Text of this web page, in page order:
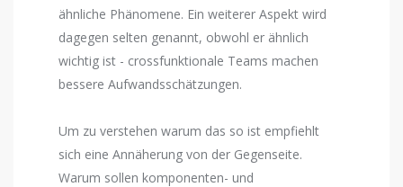
ähnliche Phänomene. Ein weiterer Aspekt wird
dagegen selten genannt, obwohl er ähnlich
wichtig ist - crossfunktionale Teams machen
bessere Aufwandsschätzungen.
Um zu verstehen warum das so ist empfiehlt
sich eine Annäherung von der Gegenseite.
Warum sollen komponenten- und